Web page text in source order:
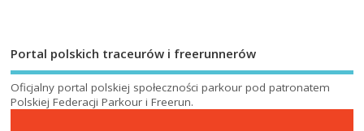
Portal polskich traceurów i freerunnerów
Oficjalny portal polskiej społeczności parkour pod patronatem
Polskiej Federacji Parkour i Freerun.